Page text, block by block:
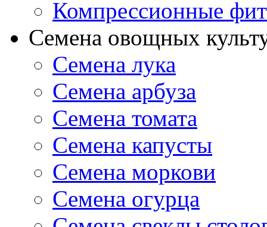
Компрессионные
Семена овощных
Семена лука
Семена арбуза
Семена томата
Семена капусты
Семена моркови
Семена огурца